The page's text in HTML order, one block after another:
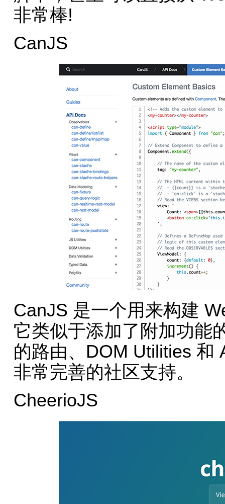
非常棒!
CanJS
CanJS 是一个用来构建
它类似于添加了附加功能
的路由、DOM Utilities 和
非常完善的社区支持。
CheerioJS